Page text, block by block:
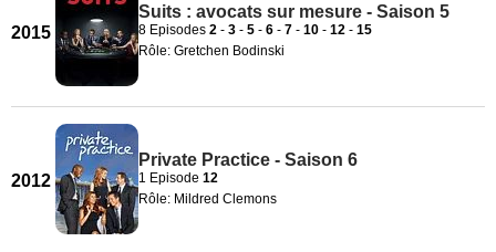
2015
Suits : avocats sur mesure - Saison 5
8 Episodes 2 - 3 - 5 - 6 - 7 - 10 - 12 - 15
Rôle: Gretchen Bodinski
2012
Private Practice - Saison 6
1 Episode 12
Rôle: Mildred Clemons